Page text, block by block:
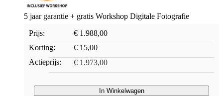
5 jaar garantie + gratis Workshop Digitale Fotografie
Prijs:
€ 1.988,00
Korting:
€ 15,00
Actieprijs:
€ 1.973,00
In Winkelwagen